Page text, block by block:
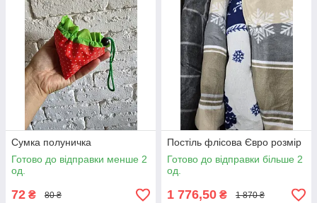
Сумка полуничка
Готово до відправки менше 2
од.
72 ₴ 80 ₴
Постіль флісова Євро розмір
Готово до відправки більше 2
од.
1 776,50 ₴ 1 870 ₴